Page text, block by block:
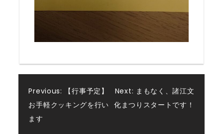
投
稿
Previous:
【行事予定】
お手軽クッキングを行い
ます
Next: まもなく、諸江文
化まつりスタートです！